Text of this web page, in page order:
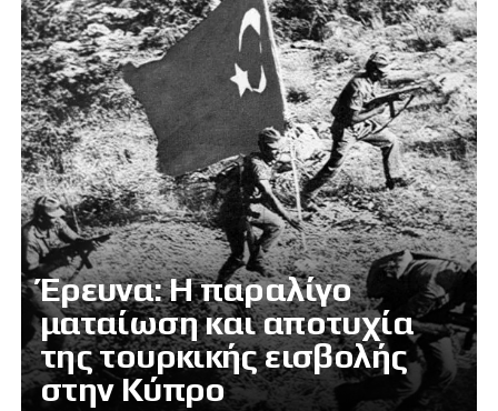
Έρευνα: Η παραλίγο
ματαίωση και αποτυχία
της τουρκικής εισβολής
στην Κύπρο